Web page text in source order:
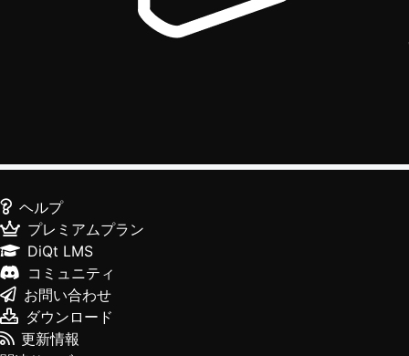
ヘルプ
プレミアムプラン
DiQt LMS
コミュニティ
お問い合わせ
ダウンロード
更新情報